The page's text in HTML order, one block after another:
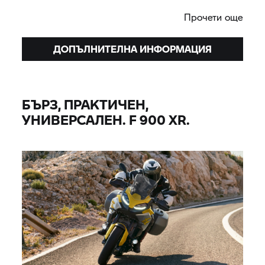
Прочети още
ДОПЪЛНИТЕЛНА ИНФОРМАЦИЯ
БЪРЗ, ПРАКТИЧЕН,
УНИВЕРСАЛЕН. F 900 XR.